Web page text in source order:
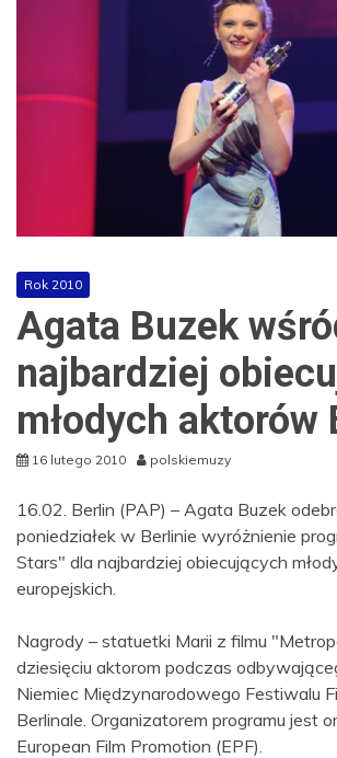
Rok 2010
Agata Buzek
najbardziej
młodych aktorów
16 lutego 2010 polskiemuzy
16.02. Berlin (PAP) – Agata Buzek
poniedziałek w Berlinie wyróżnienie
Stars" dla najbardziej obiecujących
europejskich.
Nagrody – statuetki Marii z filmu
dziesięciu aktorom podczas
Niemiec Międzynarodowego Festiwalu
Berlinale. Organizatorem programu jest
European Film Promotion (EPF).